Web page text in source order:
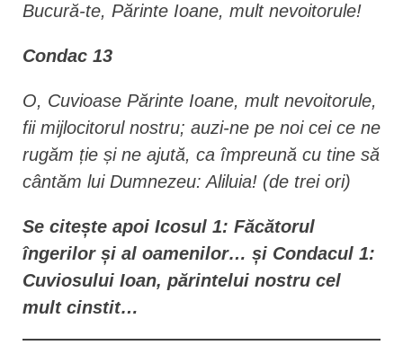
Bucură-te, Părinte Ioane, mult nevoitorule!
Condac 13
O, Cuvioase Părinte Ioane, mult nevoitorule,
fii mijlocitorul nostru; auzi-ne pe noi cei ce ne
rugăm ție și ne ajută, ca împreună cu tine să
cântăm lui Dumnezeu: Aliluia! (de trei ori)
Se citește apoi Icosul 1: Făcătorul
îngerilor și al oamenilor… și Condacul 1:
Cuviosului Ioan, părintelui nostru cel
mult cinstit…